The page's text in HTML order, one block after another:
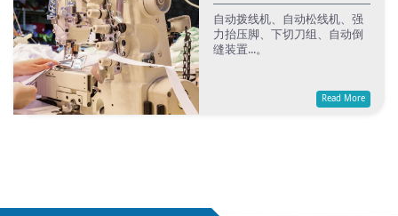
自动拨线机、自动松线机、强
力抬压脚、下切刀组、自动倒
缝装置...。
Read More